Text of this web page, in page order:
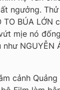
ngưởng.
BÚA LỚN
mịe nó
NGUYỄN
cảnh Quảng